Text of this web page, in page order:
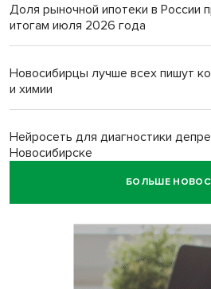
Доля рыночной ипотеки в России
итогам июля 2026 года
Новосибирцы лучше всех пишут
и химии
Нейросеть для диагностики
Новосибирске
Двум бойцам СВО после минно-
Персидский ковер «108 шахов»
Востока в Новосибирск
БОЛЬШЕ